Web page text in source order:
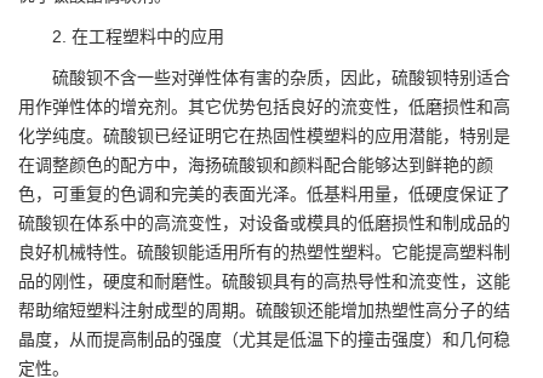
2. 在工程塑料中的应用
硫酸钡不含一些对弹性体有害的杂质，因此，硫酸钡特别适合
用作弹性体的增充剂。其它优势包括良好的流变性，低磨损性和高
化学纯度。硫酸钡已经证明它在热固性模塑料的应用潜能，特别是
在调整颜色的配方中，海扬硫酸钡和颜料配合能够达到鲜艳的颜
色，可重复的色调和完美的表面光泽。低基料用量，低硬度保证了
硫酸钡在体系中的高流变性，对设备或模具的低磨损性和制成品的
良好机械特性。硫酸钡能适用所有的热塑性塑料。它能提高塑料制
品的刚性，硬度和耐磨性。硫酸钡具有的高热导性和流变性，这能
帮助缩短塑料注射成型的周期。硫酸钡还能增加热塑性高分子的结
晶度，从而提高制品的强度（尤其是低温下的撞击强度）和几何稳
定性。